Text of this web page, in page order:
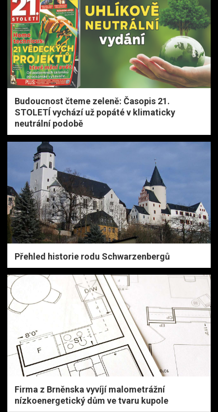
Budoucnost čteme zeleně: Časopis 21.
STOLETÍ vychází už popáté v klimaticky
neutrální podobě
Přehled historie rodu Schwarzenbergů
Firma z Brněnska vyvíjí malometrážní
nízkoenergetický dům ve tvaru kupole